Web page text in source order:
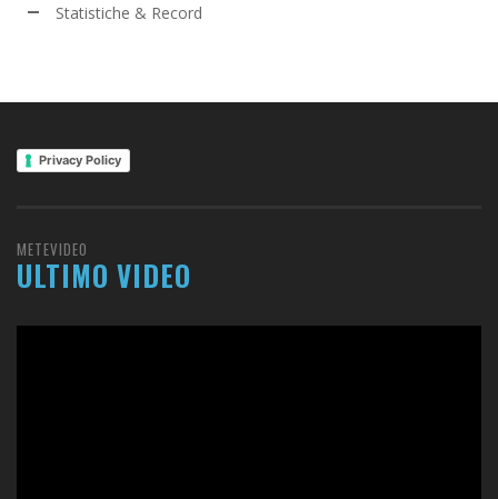
Statistiche & Record
Privacy Policy
METEVIDEO
ULTIMO VIDEO